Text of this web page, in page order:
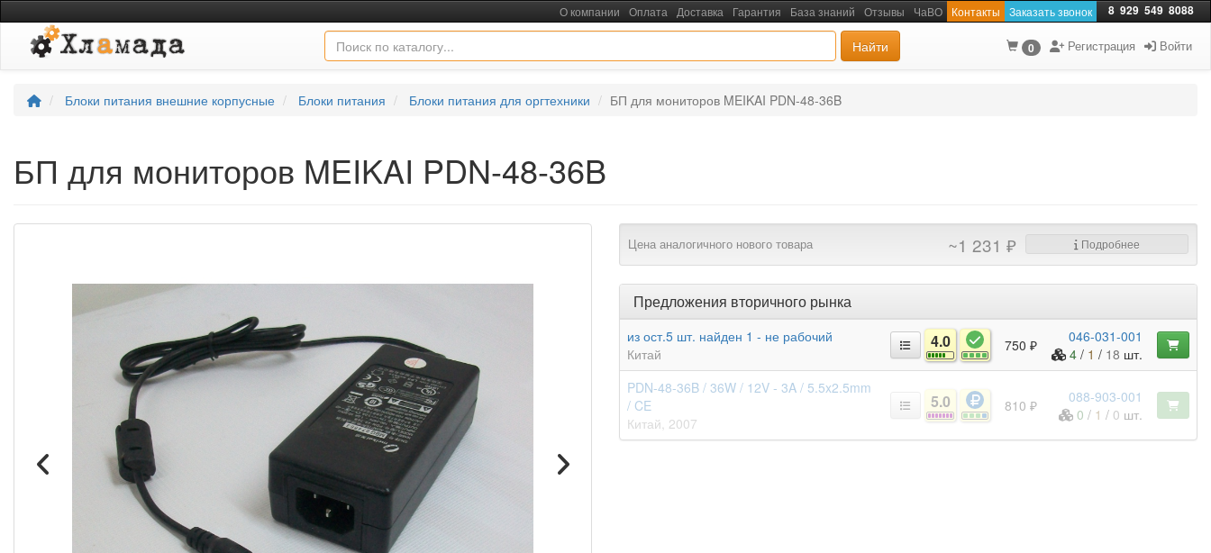
О компании Оплата Доставка Гарантия База знаний Отзывы ЧаВО Контакты Заказать звонок 8 929 549 8088
Найти 0 Регистрация Войти
Блоки питания внешние корпусные Блоки питания Блоки питания для оргтехники БП для мониторов MEIKAI PDN-48-36B
БП для мониторов MEIKAI PDN-48-36B
Цена аналогичного нового товара ~1 231 ₽ Подробнее
Предложения вторичного рынка
из ост.5 шт. найден 1 - не рабочий
Китай
4.0 750 ₽
046-031-001
4 / 1 / 18 шт.
PDN-48-36B / 36W / 12V - 3A / 5.5x2.5mm
/ CE
Китай 2007
5.0 810 ₽
088-903-001
0 / 1 / 0 шт.